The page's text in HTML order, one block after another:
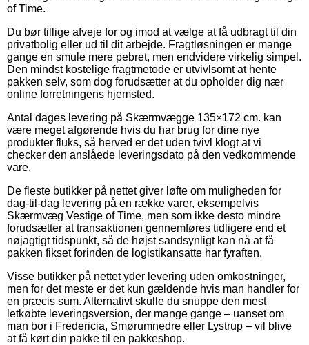
of Time.
Du bør tillige afveje for og imod at vælge at få udbragt til din
privatbolig eller ud til dit arbejde. Fragtløsningen er mange
gange en smule mere pebret, men endvidere virkelig simpel.
Den mindst kostelige fragtmetode er utvivlsomt at hente
pakken selv, som dog forudsætter at du opholder dig nær
online forretningens hjemsted.
Antal dages levering på Skærmvægge 135×172 cm. kan
være meget afgørende hvis du har brug for dine nye
produkter fluks, så herved er det uden tvivl klogt at vi
checker den anslåede leveringsdato på den vedkommende
vare.
De fleste butikker på nettet giver løfte om muligheden for
dag-til-dag levering på en række varer, eksempelvis
Skærmvæg Vestige of Time, men som ikke desto mindre
forudsætter at transaktionen gennemføres tidligere end et
nøjagtigt tidspunkt, så de højst sandsynligt kan nå at få
pakken fikset forinden de logistikansatte har fyraften.
Visse butikker på nettet yder levering uden omkostninger,
men for det meste er det kun gældende hvis man handler for
en præcis sum. Alternativt skulle du snuppe den mest
letkøbte leveringsversion, der mange gange – uanset om
man bor i Fredericia, Smørumnedre eller Lystrup – vil blive
at få kørt din pakke til en pakkeshop.